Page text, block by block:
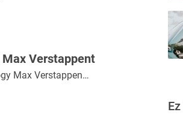
Verstappent
Max Verstappen…